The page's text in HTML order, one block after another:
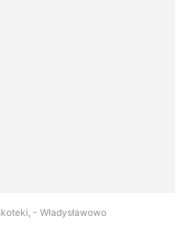
- Władysławowo